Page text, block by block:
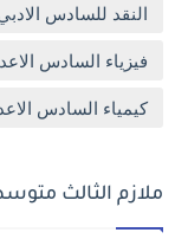
النقد للسادس
فيزياء السادس
كيمياء السادس
ملازم الثالث